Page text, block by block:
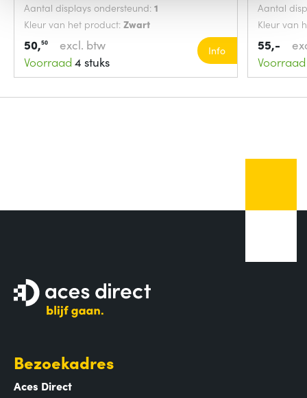
Aantal displays ondersteund: 1
Kleur van het product: Zwart
50,50
excl. btw
Voorraad 4 stuks
Info
Aantal
Kleur van
55,-
Voorraad
Bezoekadres
Aces Direct